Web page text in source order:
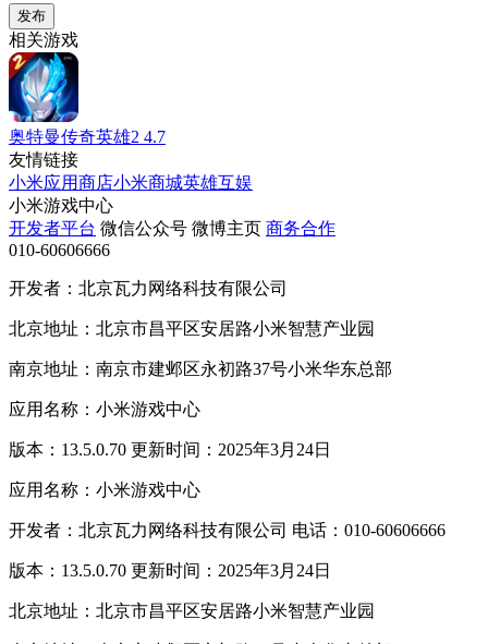
发布
相关游戏
奥特曼传奇英雄2 4.7
友情链接
小米应用商店小米商城英雄互娱
小米游戏中心
开发者平台 微信公众号 微博主页 商务合作
010-60606666
开发者：北京瓦力网络科技有限公司
北京地址：北京市昌平区安居路小米智慧产业园
南京地址：南京市建邺区永初路37号小米华东总部
应用名称：小米游戏中心
版本：13.5.0.70 更新时间：2025年3月24日
应用名称：小米游戏中心
开发者：北京瓦力网络科技有限公司 电话：010-60606666
版本：13.5.0.70 更新时间：2025年3月24日
北京地址：北京市昌平区安居路小米智慧产业园